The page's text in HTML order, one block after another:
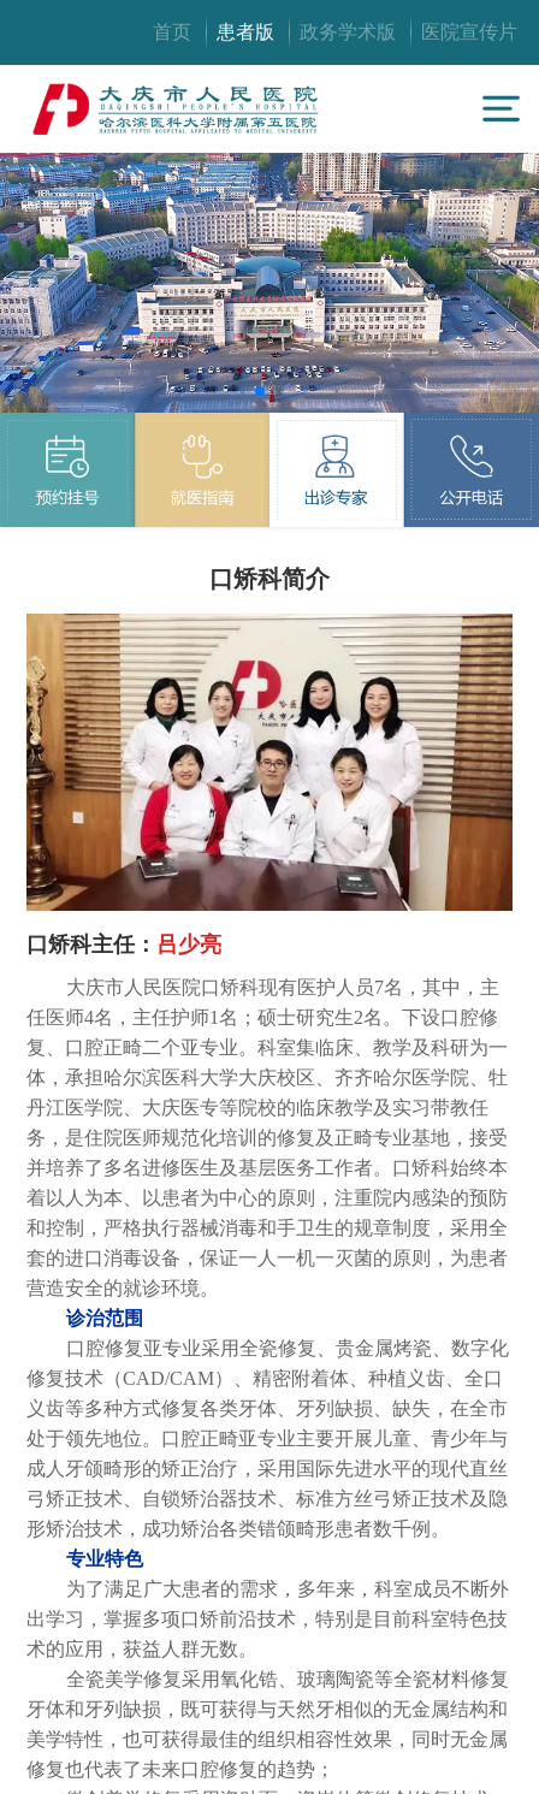
首页 患者版 政务学术版 医院宣传片
口矫科简介
口矫科主任： 吕少亮
大庆市人民医院口矫科现有医护人员7名，其中，主
任医师4名，主任护师1名；硕士研究生2名。下设口腔修
复、口腔正畸二个亚专业。科室集临床、教学及科研为一
体，承担哈尔滨医科大学大庆校区、齐齐哈尔医学院、牡
丹江医学院、大庆医专等院校的临床教学及实习带教任
务，是住院医师规范化培训的修复及正畸专业基地，接受
并培养了多名进修医生及基层医务工作者。口矫科始终本
着以人为本、以患者为中心的原则，注重院内感染的预防
和控制，严格执行器械消毒和手卫生的规章制度，采用全
套的进口消毒设备，保证一人一机一灭菌的原则，为患者
营造安全的就诊环境。
诊治范围
口腔修复亚专业采用全瓷修复、贵金属烤瓷、数字化
修复技术（CAD/CAM）、精密附着体、种植义齿、全口
义齿等多种方式修复各类牙体、牙列缺损、缺失，在全市
处于领先地位。口腔正畸亚专业主要开展儿童、青少年与
成人牙颌畸形的矫正治疗，采用国际先进水平的现代直丝
弓矫正技术、自锁矫治器技术、标准方丝弓矫正技术及隐
形矫治技术，成功矫治各类错颌畸形患者数千例。
专业特色
为了满足广大患者的需求，多年来，科室成员不断外
出学习，掌握多项口矫前沿技术，特别是目前科室特色技
术的应用，获益人群无数。
全瓷美学修复采用氧化锆、玻璃陶瓷等全瓷材料修复
牙体和牙列缺损，既可获得与天然牙相似的无金属结构和
美学特性，也可获得最佳的组织相容性效果，同时无金属
修复也代表了未来口腔修复的趋势；